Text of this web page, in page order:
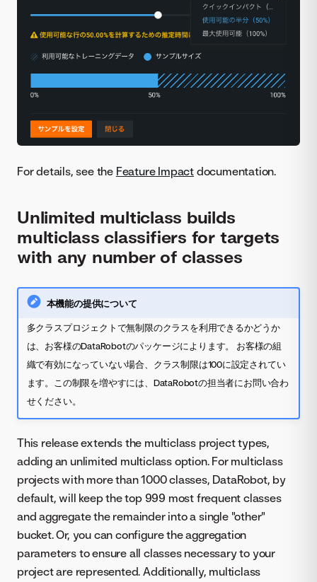
For details, see the Feature Impact documentation.
Unlimited multiclass builds
multiclass classifiers for targets
with any number of classes
本機能の提供について
多クラスプロジェクトで無制限のクラスを利用できるかどうか
は、お客様のDataRobotのパッケージによります。 お客様の組
織で有効になっていない場合、クラス制限は100に設定されてい
ます。この制限を増やすには、DataRobotの担当者にお問い合わ
せください。
This release extends the multiclass project types,
adding an unlimited multiclass option. For multiclass
projects with more than 1000 classes, DataRobot, by
default, will keep the top 999 most frequent classes
and aggregate the remainder into a single "other"
bucket. Or, you can configure the aggregation
parameters to ensure all classes necessary to your
project are represented. Additionally, multiclass